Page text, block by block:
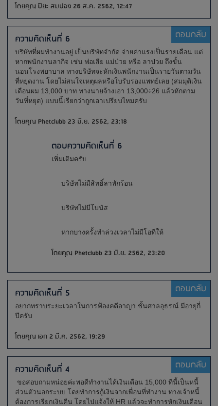
โดยคุณ ปิยะ สมปอง 26 ส.ค. 2562, 12:47
ความคิดเห็นที่ 6 ตอบกลับ
บริษัทที่ผมทำงานอยู่ เป็นบริษัทจำกัด จ่ายค่าแรงเป็นรายเดือน แต่
หากพนักงานลากิจ เช่น พ่อเสีย แม่ป่วย หรือ ลาป่วย ถึงขั้น
นอนโรงพยาบาล ทางบริษัทจะหักเงินพนักงานเป็นรายวันตามวัน
ที่หยุดงาน โดยไม่สนใจเหตุผลหรือใบรับรองแพทย์เลย (สมมุติเงิน
เดือนผม 13,000 บาท ทางนายจ้างเอา 13,000÷26 แล้วหักตาม
วันที่หยุด) แบบนี้เรียกว่าถูกเอาเปรียบไหมครับ
โดยคุณ Phetclubb 23 มิ.ย. 2562, 23:18
ตอบความคิดเห็นที่ 6
เพิ่มเติมครับ
บริษัทไม่มีสิทธิ์ลาพักร้อน
บริษัทไม่มีโบนัส
หากบางครั้งทำล่วงเวลาไม่มีโอทีให้
โดยคุณ Phetclubb 23 มิ.ย. 2562, 23:20
ความคิดเห็นที่ 5 ตอบกลับ
อยากทราบระยะเวลาในการฟ้องคดีอาญา ชั้นศาลอุธรณ์ มีอายุกี่
ปีครับ
โดยคุณ เอก 2 มี.ค. 2562, 19:29
ความคิดเห็นที่ 4 ตอบกลับ
ขอสอบถามหน่อยค่ะพอดีทำงานได้เงินเดือน 15,000 ทีนี้เป็นหนี้
ส่วนตัวนอกระบบ โดยทำการกู้เงินจากเพื่อนที่ทำงาน ทางเจ้าหนี้
ต้องการเรียกเงินคืน โดยไปแจ้งให้ HR แล้วจะทำการหักเงินเดือน